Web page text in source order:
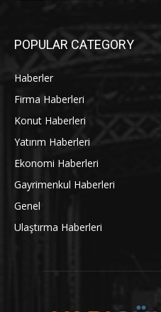
POPULAR CATEGORY
Haberler
Firma Haberleri
Konut Haberleri
Yatırım Haberleri
Ekonomi Haberleri
Gayrimenkul Haberleri
Genel
Ulaştırma Haberleri